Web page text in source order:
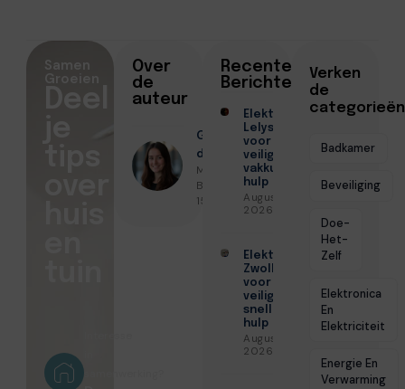
Over
de
auteur
Geschreven
door
Milou De
Bruin ● Juni
15, 2026
Recente
Berichten
Elektricien
Lelystad
voor
veilige en
vakkundige
hulp
Augustus 6,
2026
Elektricien
Zwolle
voor
veilige en
snelle
hulp
Augustus 6,
2026
Verken
de
categorieën
Badkamer
Beveiliging
Doe-
Het-
Zelf
Elektronica
En
Elektriciteit
Energie En
Verwarming
Samen
Groeien
samenwerking?